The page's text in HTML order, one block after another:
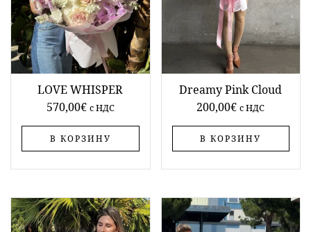
LOVE WHISPER
570,00€ c НДС
В КОРЗИНУ
Dreamy Pink Cloud
200,00€ c НДС
В КОРЗИНУ